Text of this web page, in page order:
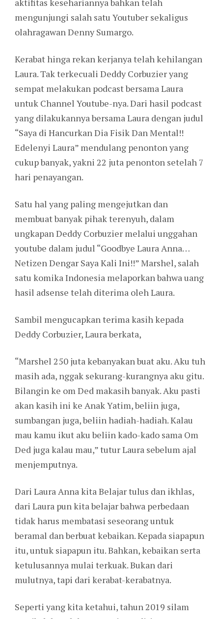
aktifitas kesehariannya bahkan telah
mengunjungi salah satu Youtuber sekaligus
olahragawan Denny Sumargo.
Kerabat hinga rekan kerjanya telah kehilangan
Laura. Tak terkecuali Deddy Corbuzier yang
sempat melakukan podcast bersama Laura
untuk Channel Youtube-nya. Dari hasil podcast
yang dilakukannya bersama Laura dengan judul
“Saya di Hancurkan Dia Fisik Dan Mental!!
Edelenyi Laura” mendulang penonton yang
cukup banyak, yakni 22 juta penonton setelah 7
hari penayangan.
Satu hal yang paling mengejutkan dan
membuat banyak pihak terenyuh, dalam
ungkapan Deddy Corbuzier melalui unggahan
youtube dalam judul “Goodbye Laura Anna…
Netizen Dengar Saya Kali Ini!!” Marshel, salah
satu komika Indonesia melaporkan bahwa uang
hasil adsense telah diterima oleh Laura.
Sambil mengucapkan terima kasih kepada
Deddy Corbuzier, Laura berkata,
“Marshel 250 juta kebanyakan buat aku. Aku tuh
masih ada, nggak sekurang-kurangnya aku gitu.
Bilangin ke om Ded makasih banyak. Aku pasti
akan kasih ini ke Anak Yatim, beliin juga,
sumbangan juga, beliin hadiah-hadiah. Kalau
mau kamu ikut aku beliin kado-kado sama Om
Ded juga kalau mau,” tutur Laura sebelum ajal
menjemputnya.
Dari Laura Anna kita Belajar tulus dan ikhlas,
dari Laura pun kita belajar bahwa perbedaan
tidak harus membatasi seseorang untuk
beramal dan berbuat kebaikan. Kepada siapapun
itu, untuk siapapun itu. Bahkan, kebaikan serta
ketulusannya mulai terkuak. Bukan dari
mulutnya, tapi dari kerabat-kerabatnya.
Seperti yang kita ketahui, tahun 2019 silam